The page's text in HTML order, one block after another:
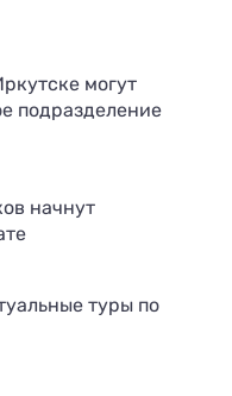
могут
подразделение
начнут
туры по